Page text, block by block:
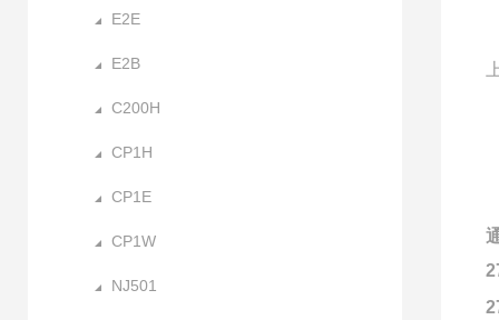
E2E
E2B
C200H
CP1H
CP1E
CP1W
NJ501